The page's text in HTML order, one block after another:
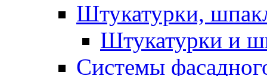
Штукатурки,
Штукатурки и
Системы